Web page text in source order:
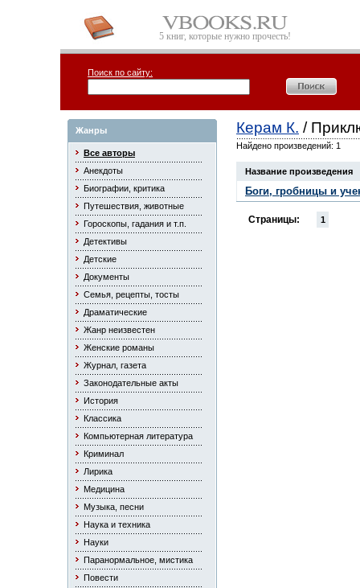
5 книг, которые нужно прочесть!
Поиск по сайту:
Жанры
Все авторы
Анекдоты
Биографии, критика
Путешествия, животные
Гороскопы, гадания и т.п.
Детективы
Детские
Документы
Семья, рецепты, тосты
Драматические
Жанр неизвестен
Женские романы
Журнал, газета
Законодательные акты
История
Классика
Компьютерная литература
Криминал
Лирика
Медицина
Музыка, песни
Наука и техника
Науки
Паранормальное, мистика
Повести
Керам К. /
Найдено произведений: 1
Название произведения
Боги, гробницы и
Страницы: 1